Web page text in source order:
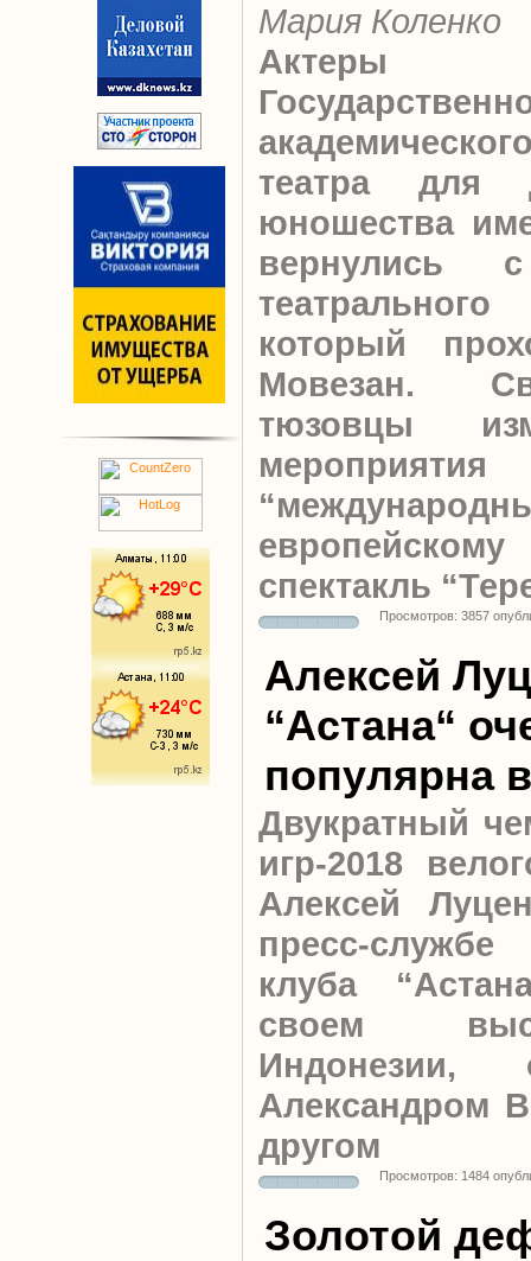
Мария Коленко
Актеры
театра для
юношества
вернулись с
который
Мовезан.
тюзовцы
спектакль
Просмотров: 3857
Алексей
“Астана“
популярна
Двукратный
игр-2018
Алексей
пресс-службе
клуба
своем
Индонезии,
Александром
другом
Просмотров: 1484
Золотой